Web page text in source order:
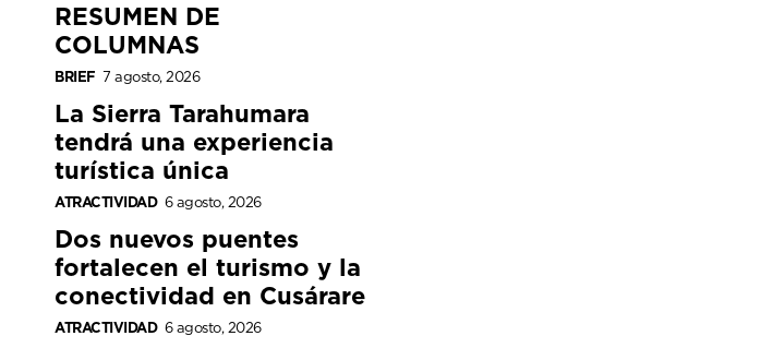
RESUMEN DE
COLUMNAS
BRIEF 7 agosto, 2026
La Sierra Tarahumara
tendrá una experiencia
turística única
ATRACTIVIDAD 6 agosto, 2026
Dos nuevos puentes
fortalecen el turismo y la
conectividad en Cusárare
ATRACTIVIDAD 6 agosto, 2026